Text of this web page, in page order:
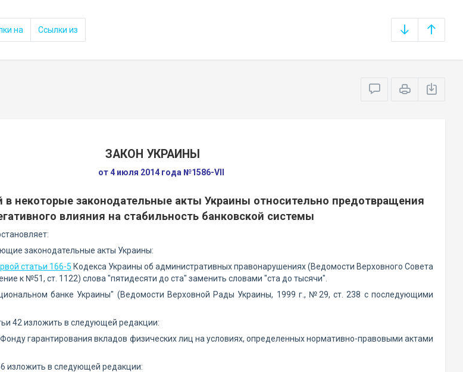
на Ссылки из
ЗАКОН УКРАИНЫ
от 4 июля 2014 года №1586-VII
в некоторые законодательные акты Украины относительно предотвращения
влияния на стабильность банковской системы
законодательные акты Украины:
статьи 166-5 Кодекса Украины об административных правонарушениях (Ведомости Верховного Совета
к №51, ст. 1122) слова "пятидесяти до ста" заменить словами "ста до тысячи".
банке Украины" (Ведомости Верховной Рады Украины, 1999 г., №29, ст. 238 с последующими
42 изложить в следующей редакции:
гарантирования вкладов физических лиц на условиях, определенных нормативно-правовыми актами
изложить в следующей редакции: